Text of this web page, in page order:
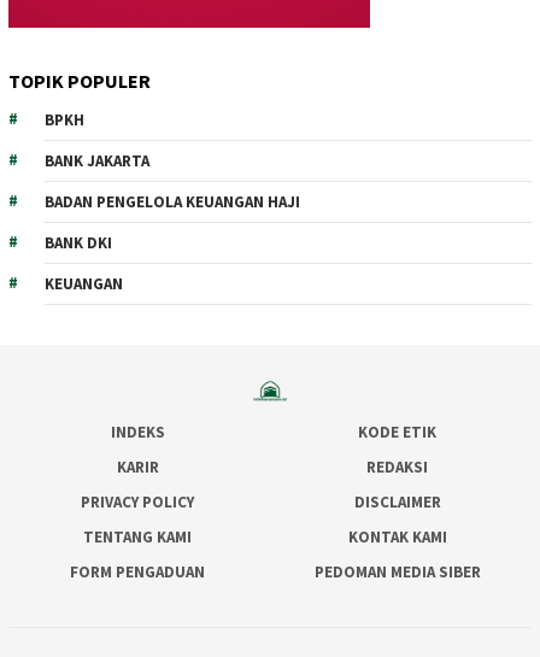
TOPIK POPULER
BPKH
BANK JAKARTA
BADAN PENGELOLA KEUANGAN HAJI
BANK DKI
KEUANGAN
INDEKS
KODE ETIK
KARIR
REDAKSI
PRIVACY POLICY
DISCLAIMER
TENTANG KAMI
KONTAK KAMI
FORM PENGADUAN
PEDOMAN MEDIA SIBER